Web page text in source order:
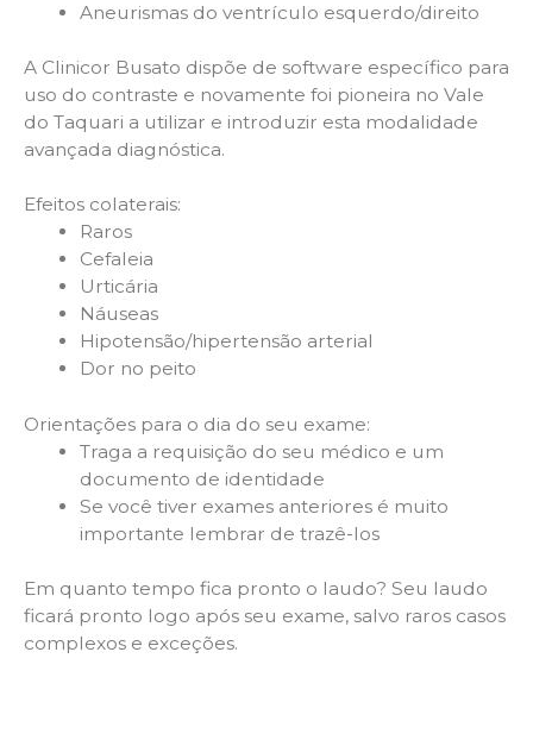
Aneurismas do ventrículo esquerdo/direito
A Clinicor Busato dispõe de software específico para
uso do contraste e novamente foi pioneira no Vale
do Taquari a utilizar e introduzir esta modalidade
avançada diagnóstica.
Efeitos colaterais:
Raros
Cefaleia
Urticária
Náuseas
Hipotensão/hipertensão arterial
Dor no peito
Orientações para o dia do seu exame:
Traga a requisição do seu médico e um
documento de identidade
Se você tiver exames anteriores é muito
importante lembrar de trazê-los
Em quanto tempo fica pronto o laudo? Seu laudo
ficará pronto logo após seu exame, salvo raros casos
complexos e exceções.